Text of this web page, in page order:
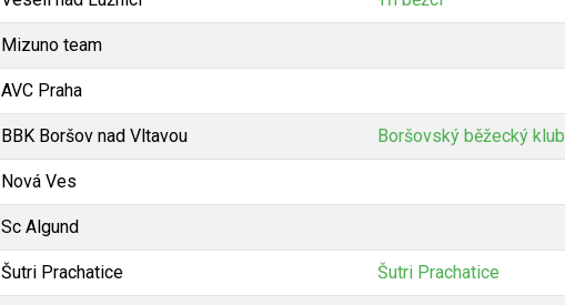
Mizuno team
AVC Praha
BBK Boršov nad Vltavou Boršovský běžecký klub
Nová Ves
Sc Algund
Šutri Prachatice Šutri Prachatice